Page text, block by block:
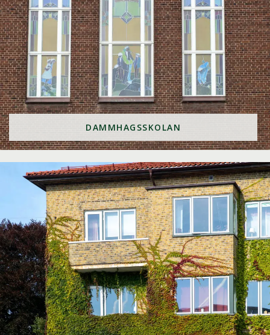
DAMMHAGSSKOLAN